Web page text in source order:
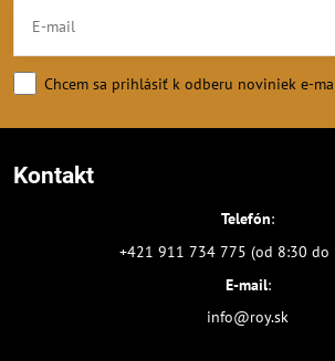
Chcem sa prihlásiť k odberu noviniek e-
Kontakt
Telefón:
+421 911 734 775 (od 8:30 do
E-mail:
info@roy.sk